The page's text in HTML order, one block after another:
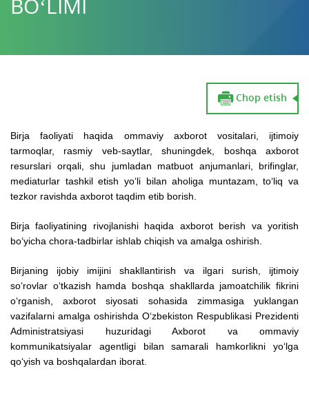
BO‘LIMI
Chop etish
Birja faoliyati haqida ommaviy axborot vositalari, ijtimoiy
tarmoqlar, rasmiy veb-saytlar, shuningdek, boshqa axborot
resurslari orqali, shu jumladan matbuot anjumanlari, brifinglar,
mediaturlar tashkil etish yo‘li bilan aholiga muntazam, to‘liq va
tezkor ravishda axborot taqdim etib borish.
Birja faoliyatining rivojlanishi haqida axborot berish va yoritish
bo‘yicha chora-tadbirlar ishlab chiqish va amalga oshirish.
Birjaning ijobiy imijini shakllantirish va ilgari surish, ijtimoiy
so‘rovlar o‘tkazish hamda boshqa shakllarda jamoatchilik fikrini
o‘rganish, axborot siyosati sohasida zimmasiga yuklangan
vazifalarni amalga oshirishda O‘zbekiston Respublikasi Prezidenti
Administratsiyasi huzuridagi Axborot va ommaviy
kommunikatsiyalar agentligi bilan samarali hamkorlikni yo‘lga
qo‘yish va boshqalardan iborat.